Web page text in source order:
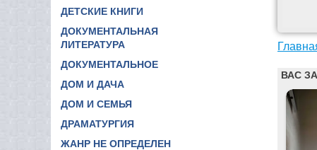
ДЕТСКИЕ КНИГИ
ДОКУМЕНТАЛЬНАЯ
ЛИТЕРАТУРА
ДОКУМЕНТАЛЬНОЕ
ДОМ И ДАЧА
ДОМ И СЕМЬЯ
ДРАМАТУРГИЯ
ЖАНР НЕ ОПРЕДЕЛЕН